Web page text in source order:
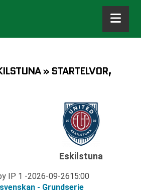
» STARTELVOR,
IP 1 2026-09-2615:00
- Grundserie
Eskilstuna